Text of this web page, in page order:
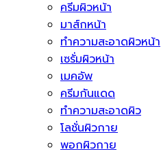
ครีมผิวหน้า
มาส์กหน้า
ทำความสะอาดผิวหน้า
เซรั่มผิวหน้า
เมคอัพ
ครีมกันแดด
ทำความสะอาดผิว
โลชั่นผิวกาย
พอกผิวกาย